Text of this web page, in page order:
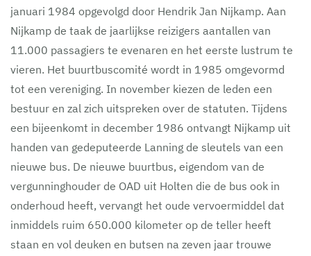
januari 1984 opgevolgd door Hendrik Jan Nijkamp. Aan
Nijkamp de taak de jaarlijkse reizigers aantallen van
11.000 passagiers te evenaren en het eerste lustrum te
vieren. Het buurtbuscomité wordt in 1985 omgevormd
tot een vereniging. In november kiezen de leden een
bestuur en zal zich uitspreken over de statuten. Tijdens
een bijeenkomt in december 1986 ontvangt Nijkamp uit
handen van gedeputeerde Lanning de sleutels van een
nieuwe bus. De nieuwe buurtbus, eigendom van de
vergunninghouder de OAD uit Holten die de bus ook in
onderhoud heeft, vervangt het oude vervoermiddel dat
inmiddels ruim 650.000 kilometer op de teller heeft
staan en vol deuken en butsen na zeven jaar trouwe